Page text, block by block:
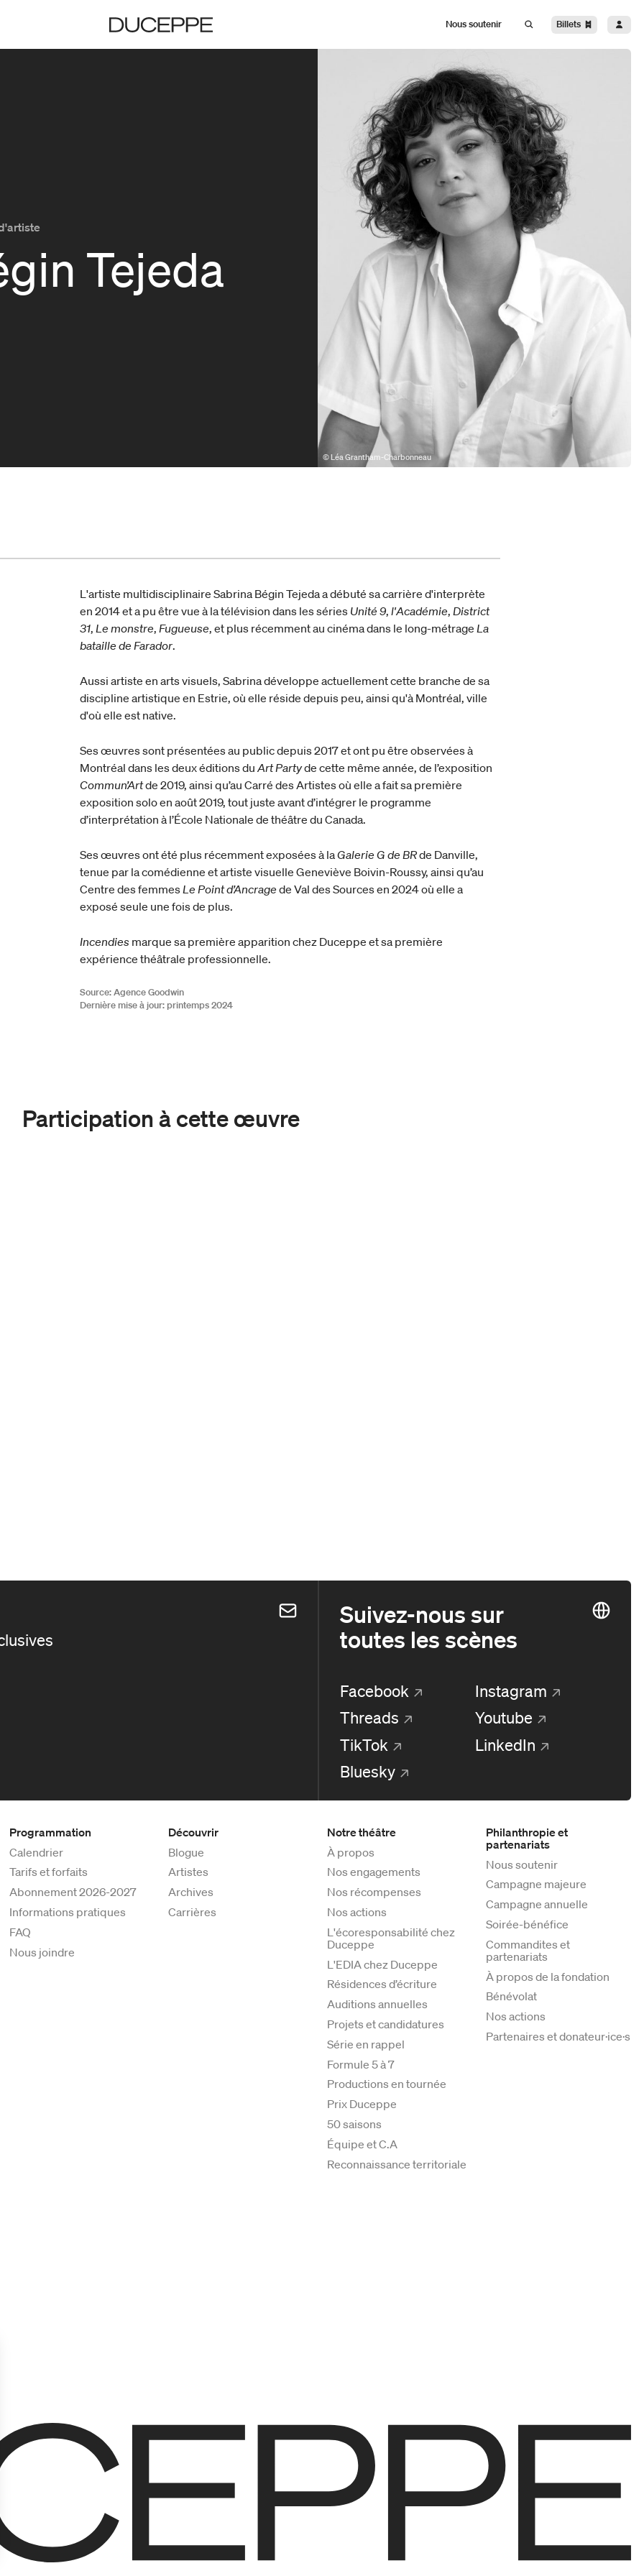
Duceppe
Nous soutenir Billets
Tejeda
© Léa Grantham-Charbonneau
L'artiste multidisciplinaire Sabrina Bégin Tejeda a débuté sa carrière d'interprète
en 2014 et a pu être vue à la télévision dans les séries Unité 9,l'Académie,District
31,Le monstre,Fugueuse, et plus récemment au cinéma dans le long-métrageLa
bataille de Farador.
Aussi artiste en arts visuels, Sabrina développe actuellement cette branche de sa
discipline artistique en Estrie, où elle réside depuis peu, ainsi qu'à Montréal, ville
d'où elle est native.
Ses œuvres sont présentées au public depuis 2017 et ont pu être observées à
Montréal dans les deux éditions duArt Partyde cette même année, de l’exposition
Commun’Artde 2019, ainsi qu’au Carré des Artistes où elle a fait sa première
exposition solo en août 2019, tout juste avant d’intégrer le programme
d’interprétation à l’École Nationale de théâtre du Canada.
Ses œuvres ont été plus récemment exposées à laGalerie G de BRde Danville,
tenue par la comédienne et artiste visuelle Geneviève Boivin-Roussy, ainsi qu’au
Centre des femmesLe Point d’Ancrage de Val des Sources en 2024 où elle a
exposé seule une fois de plus.
Incendies marque sa première apparition chez Duceppe et sa première
expérience théâtrale professionnelle.
Source: Agence Goodwin
Dernière mise à jour: printemps 2024
Participation à cette œuvre
Suivez-nous sur
toutes les scènes
Facebook
Instagram
Threads
Youtube
TikTok
LinkedIn
Bluesky
Programmation
Calendrier
Tarifs et forfaits
Abonnement 2026-2027
Informations pratiques
FAQ
Nous joindre
Découvrir
Blogue
Artistes
Archives
Carrières
Notre théâtre
À propos
Nos engagements
Nos récompenses
Nos actions
L'écoresponsabilité chez
Duceppe
L'EDIA chez Duceppe
Résidences d’écriture
Auditions annuelles
Projets et candidatures
Série en rappel
Formule 5 à 7
Productions en tournée
Prix Duceppe
50 saisons
Équipe et C.A
Reconnaissance territoriale
Philanthropie et
partenariats
Nous soutenir
Campagne majeure
Campagne annuelle
Soirée-bénéfice
Commandites et
partenariats
À propos de la fondation
Bénévolat
Nos actions
Partenaires et donateur·ice·s